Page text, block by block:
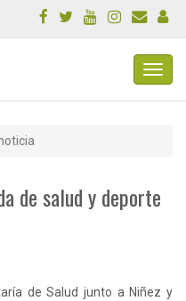
de salud y deporte
de Salud junto a Niñez y